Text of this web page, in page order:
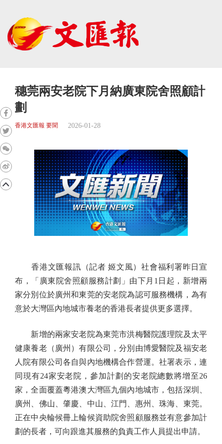
穗莞兩安老院下月納廣東院舍照顧計
劃
香港文匯報 要聞 2026-01-28
香港文匯報訊（記者 姬文風）社會福利署昨日宣
布，「廣東院舍照顧服務計劃」由下月1日起，新增兩
家分別位於廣州和東莞的安老院為認可服務機構，為有
意於大灣區內地城市養老的香港長者提供更多選擇。
新增的兩家安老院為東莞市洪梅醫院護理院及太平
健康養老（廣州）有限公司，分別由博愛醫院及福安老
人院有限公司各自與內地機構合作營運。社署表示，連
同現有24家安老院，參加計劃的安老院總數將增至26
家，全面覆蓋粵港澳大灣區九個內地城市，包括深圳、
廣州、佛山、肇慶、中山、江門、惠州、珠海、東莞。
正在中央輪候冊上輪候資助院舍照顧服務並有意參加計
劃的長者，可向跟進其服務的負責工作人員提出申請。